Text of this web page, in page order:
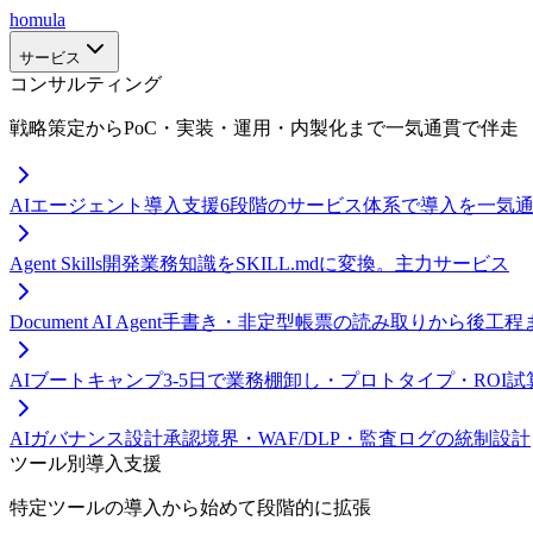
homula
サービス
コンサルティング
戦略策定からPoC・実装・運用・内製化まで一気通貫で伴走
AIエージェント導入支援6段階のサービス体系で導入を一気
Agent Skills開発業務知識をSKILL.mdに変換。主力サービス
Document AI Agent手書き・非定型帳票の読み取りから後工程
AIブートキャンプ3-5日で業務棚卸し・プロトタイプ・ROI試
AIガバナンス設計承認境界・WAF/DLP・監査ログの統制設計
ツール別導入支援
特定ツールの導入から始めて段階的に拡張